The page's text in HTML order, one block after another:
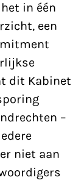
in één
een
dit Kabinet
–
niet aan